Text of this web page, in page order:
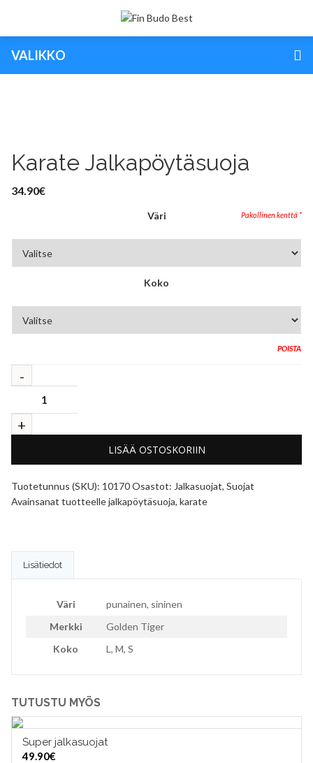
VALIKKO
Karate Jalkapöytäsuoja
34.90€
Väri
Koko
POISTA
LISÄÄ OSTOSKORIIN
Tuotetunnus (SKU): 10170Osastot: Jalkasuojat, Suojat
Avainsanat tuotteellejalkapöytäsuoja, karate
Lisätiedot
Väri
punainen, sininen
Merkki
Golden Tiger
Koko
L, M, S
TUTUSTU MYÖS
Super jalkasuojat
49.90€